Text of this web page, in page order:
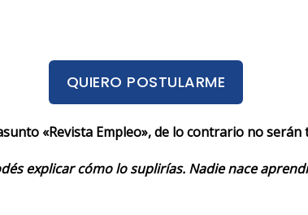
QUIERO POSTULARME
«Revista Empleo», de lo contrario no
explicar cómo lo suplirías. Nadie nace